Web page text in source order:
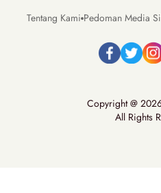
Tentang Kami Pedoman Media
Copyright @
All Rights